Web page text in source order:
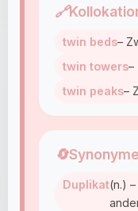
🔗
twin beds–
twin towers–
twin peaks–
🔄Synonyme
Duplikat(n.)